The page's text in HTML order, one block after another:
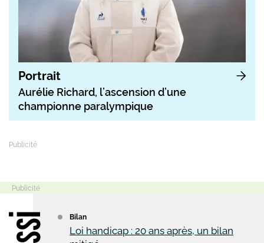
Portrait
Aurélie Richard, l’ascension d’une
championne paralympique
Bilan
Loi handicap : 20 ans après, un bilan